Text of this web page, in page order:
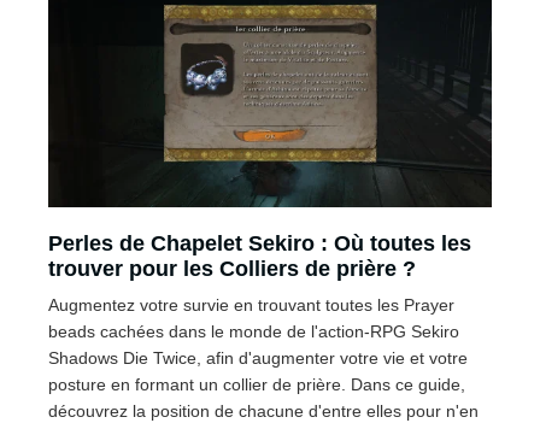
Perles de Chapelet Sekiro : Où toutes les
trouver pour les Colliers de prière ?
Augmentez votre survie en trouvant toutes les Prayer
beads cachées dans le monde de l'action-RPG Sekiro
Shadows Die Twice, afin d'augmenter votre vie et votre
posture en formant un collier de prière. Dans ce guide,
découvrez la position de chacune d'entre elles pour n'en